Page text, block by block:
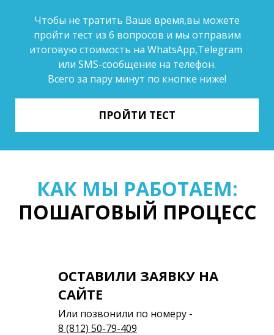
Чтобы не тратить Ваше время,вы можете
пройти тест из 6 вопросов и мы отправим
итоговую стоимость на WhatsApp,Telegram
или SMS-сообщение на телефон.
Всего за пару минут по кнопке ниже!
ПРОЙТИ ТЕСТ
КАК МЫ РАБОТАЕМ:
ПОШАГОВЫЙ ПРОЦЕСС
ОСТАВИЛИ ЗАЯВКУ НА
САЙТЕ
Или позвонили по номеру -
8 (812) 50-79-409